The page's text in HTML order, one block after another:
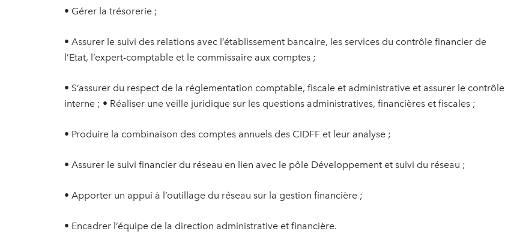
• Gérer la trésorerie ;
• Assurer le suivi des relations avec l’établissement bancaire, les services du contrôle financier de
l’Etat, l’expert-comptable et le commissaire aux comptes ;
• S’assurer du respect de la réglementation comptable, fiscale et administrative et assurer le contrôle
interne ; • Réaliser une veille juridique sur les questions administratives, financières et fiscales ;
• Produire la combinaison des comptes annuels des CIDFF et leur analyse ;
• Assurer le suivi financier du réseau en lien avec le pôle Développement et suivi du réseau ;
• Apporter un appui à l’outillage du réseau sur la gestion financière ;
• Encadrer l’équipe de la direction administrative et financière.